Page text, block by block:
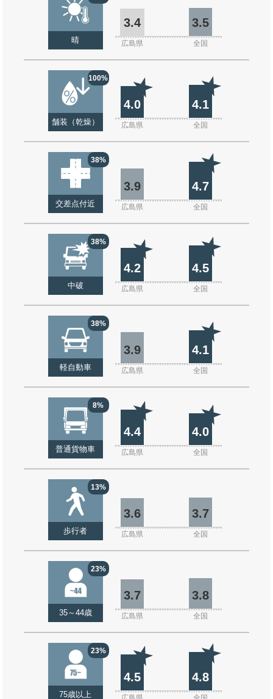
晴
3.4 3.5
広島県 全国
100%
舗装（乾燥）
4.0 4.1
広島県 全国
38%
交差点付近
3.9 4.7
広島県 全国
38%
中破
4.2 4.5
広島県 全国
38%
軽自動車
3.9 4.1
広島県 全国
8%
普通貨物車
4.4 4.0
広島県 全国
13%
歩行者
3.6 3.7
広島県 全国
23%
35～44歳
3.7 3.8
広島県 全国
23%
75歳以上
4.5 4.8